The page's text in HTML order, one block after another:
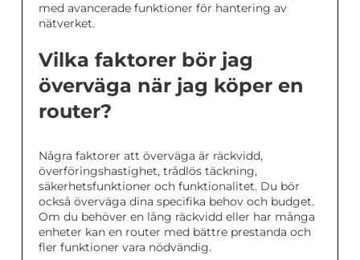
med avancerade funktioner för hantering av
nätverket.
Vilka faktorer bör jag
överväga när jag köper en
router?
Några faktorer att överväga är räckvidd,
överföringshastighet, trådlös täckning,
säkerhetsfunktioner och funktionalitet. Du bör
också överväga dina specifika behov och budget.
Om du behöver en lång räckvidd eller har många
enheter kan en router med bättre prestanda och
fler funktioner vara nödvändig.